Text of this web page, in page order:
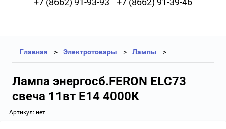
Главная Электротовары Лампы
Лампа энергосб.FERON ELC73
свеча 11вт Е14 4000К
Артикул: нет